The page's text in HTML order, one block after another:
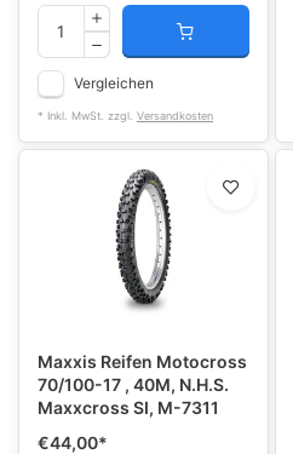
Vergleichen
* Inkl. MwSt. zzgl. Versandkosten
Maxxis Reifen Motocross
70/100-17 , 40M, N.H.S.
Maxxcross SI, M-7311
€44,00*